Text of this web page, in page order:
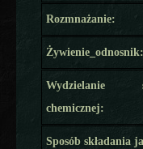
Rozmnażanie:
Żywienie_odnosnik:
Wydzielanie
chemicznej:
Sposób składania